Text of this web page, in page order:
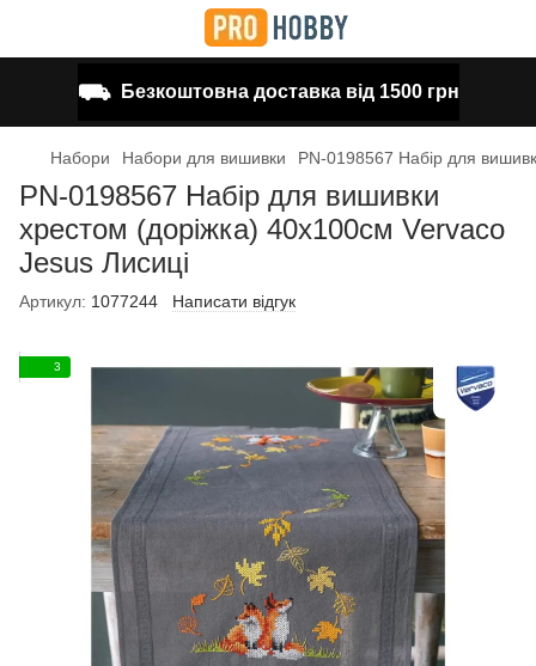
⛟ Безкоштовна доставка від 1500 грн
Набори Набори для вишивки PN-0198567 Набір для
PN-0198567 Набір для вишивки
хрестом (доріжка) 40х100см Vervaco
Jesus Лисиці
Артикул: 1077244 Написати відгук
3